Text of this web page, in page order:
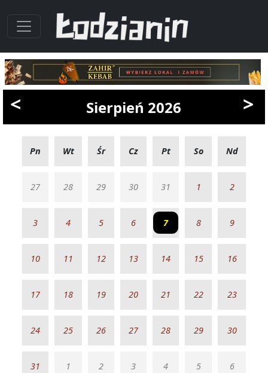
< Sierpień 2026 >
Pn Wt Śr Cz Pt So Nd
27 28 29 30 31 1 2
3 4 5 6 7 8 9
10 11 12 13 14 15 16
17 18 19 20 21 22 23
24 25 26 27 28 29 30
31 1 2 3 4 5 6